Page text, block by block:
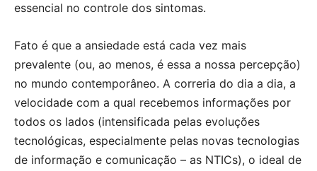
essencial no controle dos sintomas.
Fato é que a ansiedade está cada vez mais
prevalente (ou, ao menos, é essa a nossa percepção)
no mundo contemporâneo. A correria do dia a dia, a
velocidade com a qual recebemos informações por
todos os lados (intensificada pelas evoluções
tecnológicas, especialmente pelas novas tecnologias
de informação e comunicação – as NTICs), o ideal de